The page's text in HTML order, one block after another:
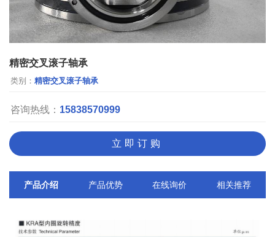
精密交叉滚子轴承
类别： 精密交叉滚子轴承
咨询热线： 15838570999
立即订购
产品介绍 产品优势 在线询价 相关推荐